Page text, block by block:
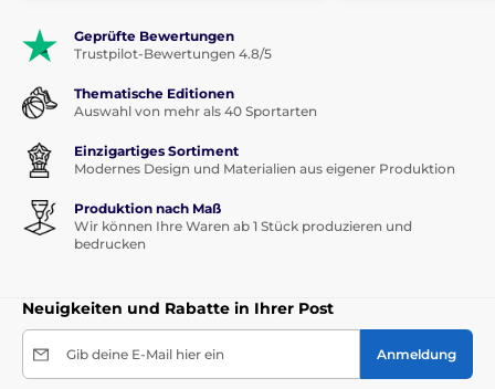
Geprüfte Bewertungen
Trustpilot-Bewertungen 4.8/5
Thematische Editionen
Auswahl von mehr als 40 Sportarten
Einzigartiges Sortiment
Modernes Design und Materialien aus eigener Produktion
Produktion nach Maß
Wir können Ihre Waren ab 1 Stück produzieren und
bedrucken
Neuigkeiten und Rabatte in Ihrer Post
Gib deine E-Mail hier ein Anmeldung